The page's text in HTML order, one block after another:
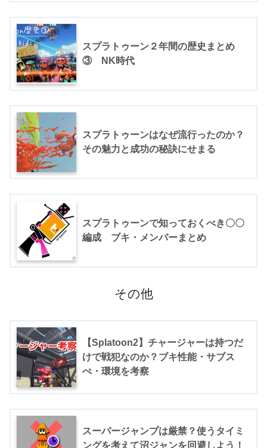
スプラトゥーン２年間の歴史まとめ
③ NK時代
スプラトゥーンはなぜ流行ったのか？
その魅力と成功の秘訣にせまる
スプラトゥーンで知っておくべき〇〇
編成 ブキ・メンバーまとめ
その他
【Splatoon2】チャージャーは持つだ
けで戦犯なのか？ブキ性能・サブス
ぺ・環境を考察
スーパージャンプは厳禁？使うタイミ
ングを考えて沼ジャンを回避しよう！